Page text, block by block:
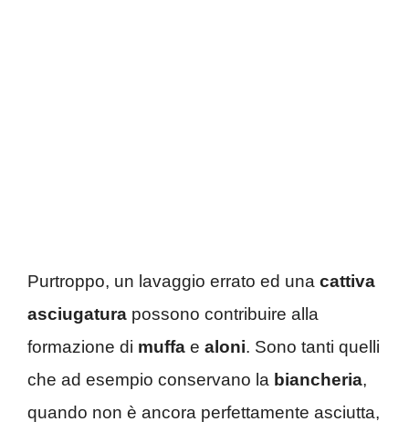
Purtroppo, un lavaggio errato ed una cattiva
asciugatura possono contribuire alla
formazione di muffa e aloni. Sono tanti quelli
che ad esempio conservano la biancheria,
quando non è ancora perfettamente asciutta,